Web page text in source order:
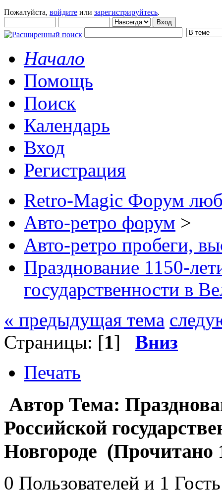
Пожалуйста, войдите или зарегистрируйтесь.
Начало
Помощь
Поиск
Календарь
Вход
Регистрация
Retro-Magic Форум
Авто-ретро форум >
Авто-ретро пробеги,
Празднование 1150-
государственности в
« предыдущая тема
Страницы: [1] Вниз
Печать
Автор Тема:
Российской
Новгороде (Прочитано
0 Пользователей и 1